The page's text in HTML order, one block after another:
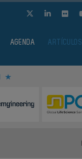
AGENDA ARTÍCULOS